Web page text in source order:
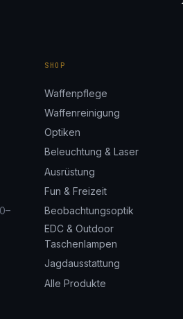
SHOP
Waffenpflege
Waffenreinigung
Optiken
Beleuchtung & Laser
Ausrüstung
Fun & Freizeit
Beobachtungsoptik
EDC & Outdoor
Taschenlampen
Jagdausstattung
Alle Produkte